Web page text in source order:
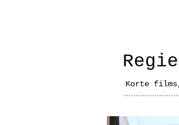
Regie
Korte